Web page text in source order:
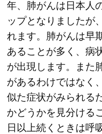
年、肺がんは日本人
ップとなりましたが
れます。肺がんは早
あることが多く、病
が出現します。また
があるわけではなく
似た症状がみられる
かどうかを見分ける
日以上続くときは呼